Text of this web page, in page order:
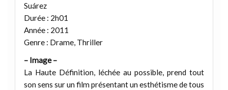
Suárez
Durée : 2h01
Année : 2011
Genre : Drame, Thriller
– Image –
La Haute Définition, léchée au possible, prend tout
son sens sur un film présentant un esthétisme de tous